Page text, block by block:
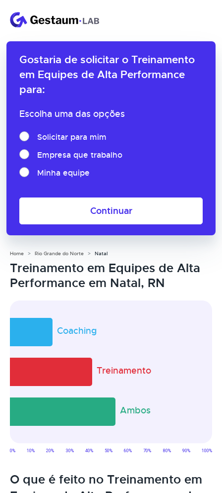
Gostaria de solicitar o Treinamento
em Equipes de Alta Performance
para:
Escolha uma das opções
Solicitar para mim
Empresa que trabalho
Minha equipe
Continuar
Home Rio Grande do Norte Natal
Treinamento em Equipes de Alta
Performance em Natal, RN
O que é feito no Treinamento em